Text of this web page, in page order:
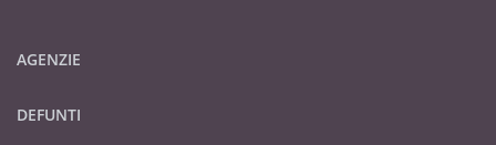
AGENZIE
DEFUNTI